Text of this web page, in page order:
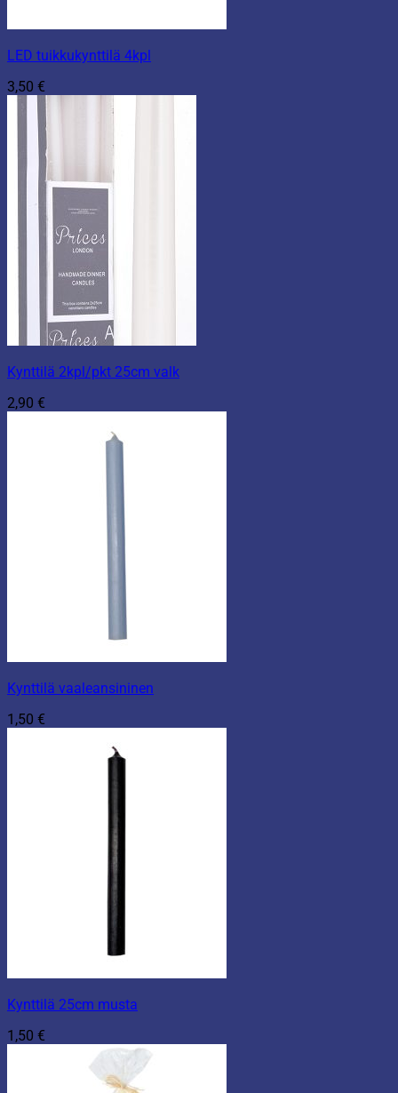
LED tuikkukynttilä 4kpl
3,50 €
Kynttilä 2kpl/pkt 25cm valk
2,90 €
Kynttilä vaaleansininen
1,50 €
Kynttilä 25cm musta
1,50 €